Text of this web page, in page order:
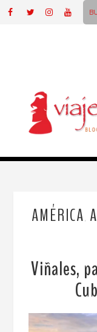
AMÉRICA
Viñales,